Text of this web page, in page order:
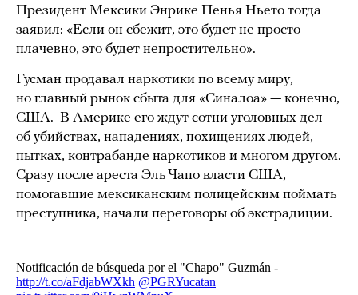
Президент Мексики Энрике Пенья Ньето тогда
заявил: «Если он сбежит, это будет не просто
плачевно, это будет непростительно».
Гусман продавал наркотики по всему миру,
но главный рынок сбыта для «Синалоа» — конечно,
США. В Америке его ждут сотни уголовных дел
об убийствах, нападениях, похищениях людей,
пытках, контрабанде наркотиков и многом другом.
Сразу после ареста Эль Чапо власти США,
помогавшие мексиканским полицейским поймать
преступника, начали переговоры об экстрадиции.